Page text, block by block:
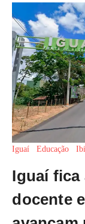
Iguaí Educação
Iguaí fica
docente